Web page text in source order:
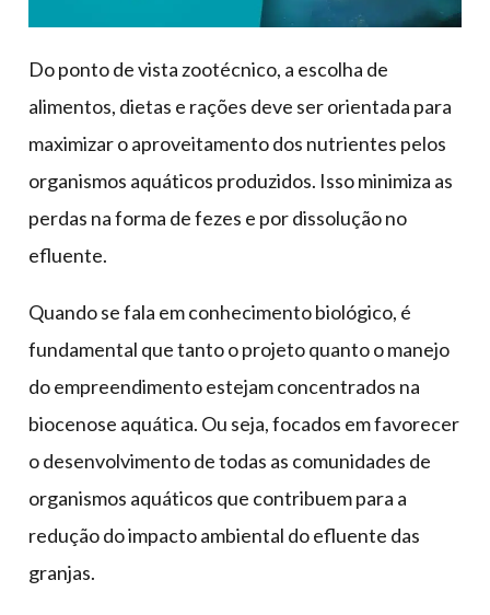
Do ponto de vista zootécnico, a escolha de
alimentos, dietas e rações deve ser orientada para
maximizar o aproveitamento dos nutrientes pelos
organismos aquáticos produzidos. Isso minimiza as
perdas na forma de fezes e por dissolução no
efluente.
Quando se fala em conhecimento biológico, é
fundamental que tanto o projeto quanto o manejo
do empreendimento estejam concentrados na
biocenose aquática. Ou seja, focados em favorecer
o desenvolvimento de todas as comunidades de
organismos aquáticos que contribuem para a
redução do impacto ambiental do efluente das
granjas.